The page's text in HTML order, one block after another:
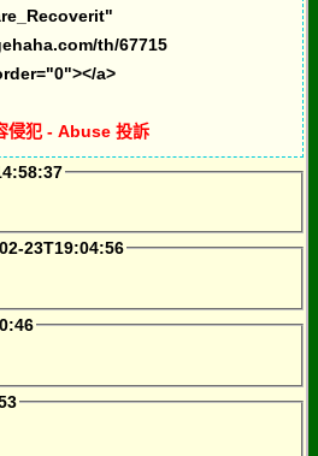
th/67715
a>
侵犯 - Abuse 投訴
23T19:04:56